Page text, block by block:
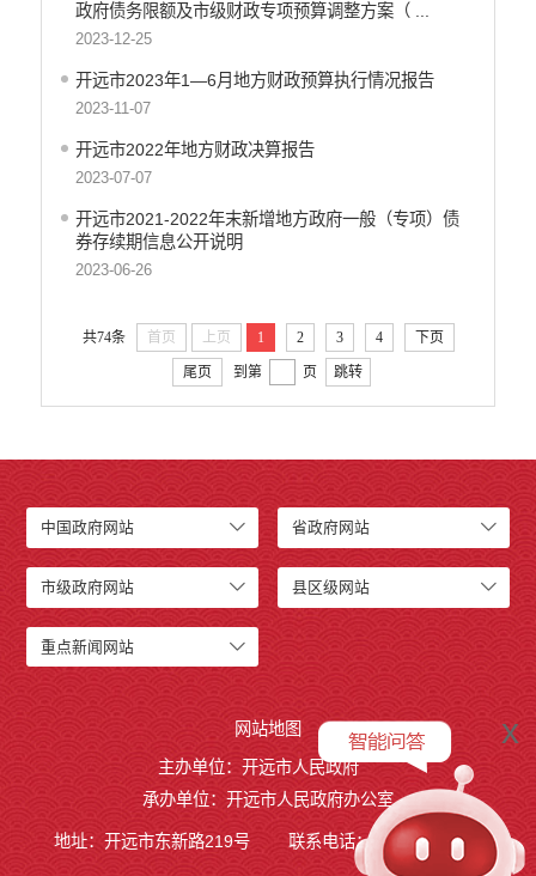
政府债务限额及市级财政专项预算调整方案（ ...
2023-12-25
开远市2023年1—6月地方财政预算执行情况报告
2023-11-07
开远市2022年地方财政决算报告
2023-07-07
开远市2021-2022年末新增地方政府一般（专项）债
券存续期信息公开说明
2023-06-26
共74条 首页 上页 1 2 3 4 下页
尾页 到第 页 跳转
中国政府网站 省政府网站
市级政府网站 县区级网站
重点新闻网站
网站地图
主办单位：开远市人民政府
承办单位：开远市人民政府办公室
地址：开远市东新路219号 联系电话：0873-7236877
x